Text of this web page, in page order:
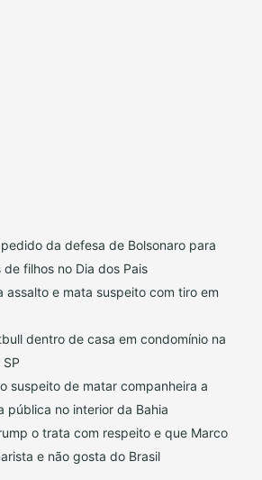
da defesa de Bolsonaro para
filhos no Dia dos Pais
assalto e mata suspeito com tiro em
dentro de casa em condomínio na
suspeito de matar companheira a
pública no interior da Bahia
o trata com respeito e que Marco
e não gosta do Brasil